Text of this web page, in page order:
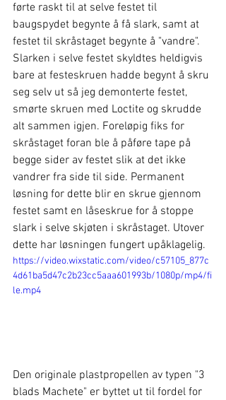
førte raskt til at selve festet til
baugspydet begynte å få slark, samt at
festet til skråstaget begynte å "vandre".
Slarken i selve festet skyldtes heldigvis
bare at festeskruen hadde begynt å skru
seg selv ut så jeg demonterte festet,
smørte skruen med Loctite og skrudde
alt sammen igjen. Foreløpig fiks for
skråstaget foran ble å påføre tape på
begge sider av festet slik at det ikke
vandrer fra side til side. Permanent
løsning for dette blir en skrue gjennom
festet samt en låseskrue for å stoppe
slark i selve skjøten i skråstaget. Utover
dette har løsningen fungert upåklagelig.
https://video.wixstatic.com/video/c57105_877c
4d61ba5d47c2b23cc5aaa601993b/1080p/mp4/fi
le.mp4
Den originale plastpropellen av typen "3
blads Machete" er byttet ut til fordel for